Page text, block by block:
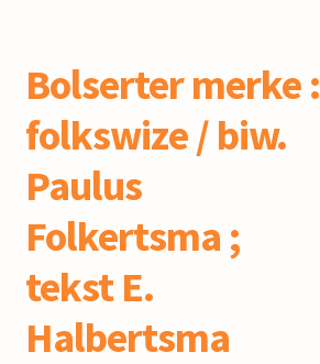
Bolserter merke :
folkswize / biw.
Paulus
Folkertsma ;
tekst E.
Halbertsma